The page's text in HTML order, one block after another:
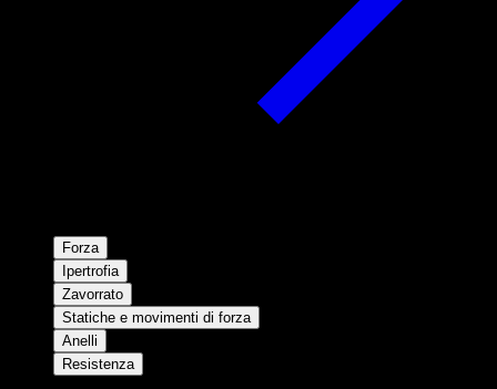
Forza
Ipertrofia
Zavorrato
Statiche e movimenti di forza
Anelli
Resistenza